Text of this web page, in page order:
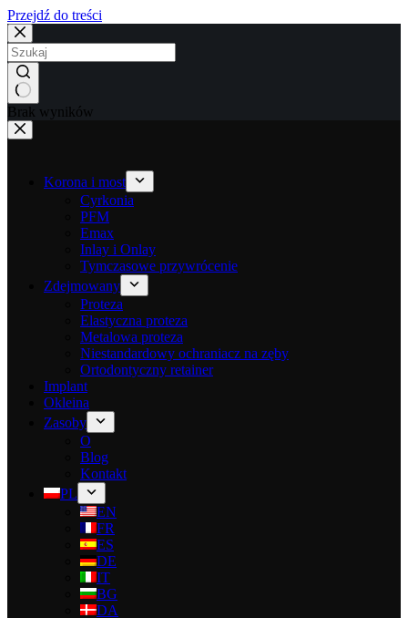
Przejdź do treści
Brak wyników
Korona i most
Cyrkonia
PFM
Emax
Inlay i Onlay
Tymczasowe przywrócenie
Zdejmowany
Proteza
Elastyczna proteza
Metalowa proteza
Niestandardowy ochraniacz na zęby
Ortodontyczny retainer
Implant
Okleina
Zasoby
O
Blog
Kontakt
PL
EN
FR
ES
DE
IT
BG
DA